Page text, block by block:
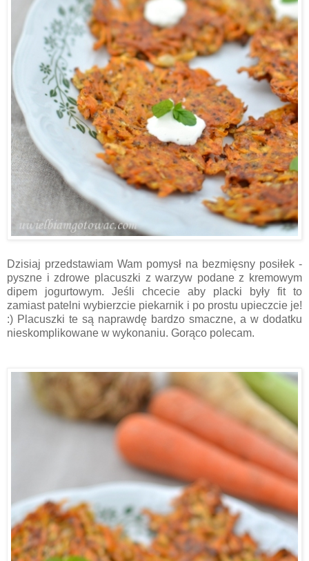
Dzisiaj przedstawiam Wam pomysł na bezmięsny posiłek -
pyszne i zdrowe placuszki z warzyw podane z kremowym
dipem jogurtowym. Jeśli chcecie aby placki były fit to
zamiast patelni wybierzcie piekarnik i po prostu upieczcie je!
:) Placuszki te są naprawdę bardzo smaczne, a w dodatku
nieskomplikowane w wykonaniu. Gorąco polecam.